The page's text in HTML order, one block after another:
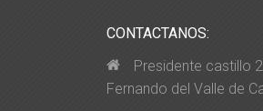
CONTACTANOS:
Presidente castillo
Fernando del Valle de